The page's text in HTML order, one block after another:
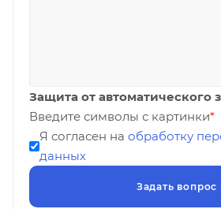
Защита от автоматического
Введите символы с картинки*
Я согласен на обработку
данных